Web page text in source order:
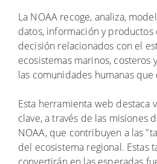
La NOAA recoge, analiza,
datos, información y productos
decisión relacionados con el
ecosistemas marinos, costeros
las comunidades humanas
Esta herramienta web destaca
clave, a través de las misiones
NOAA, que contribuyen a las
del ecosistema regional. Estas